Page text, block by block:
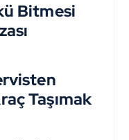
Bitmesi
Taşımak